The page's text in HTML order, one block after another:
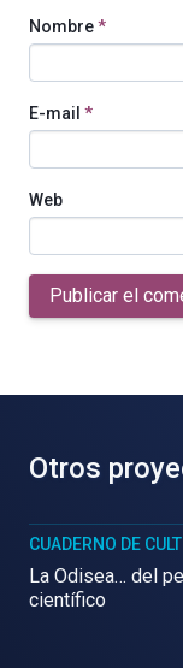
Nombre*
E-mail *
Web
Publicar el
Otros
CUADERNO DE
La Odisea… del
científico